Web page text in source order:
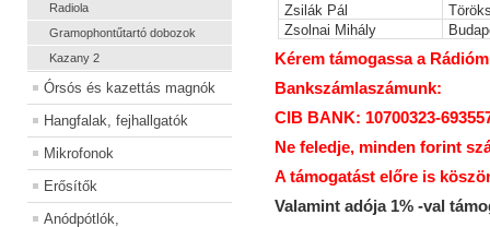
Radiola
Gramophontűtartó dobozok
Kazany 2
Órsós és kazettás magnók
Hangfalak, fejhallgatók
Mikrofonok
Erősítők
Anódpótlók,
Zsilák Pál
Zsolnai Mihály
Kérem támogassa a
Bankszámlaszámunk:
CIB BANK: 10700323-
Ne feledje, minden forint
A támogatást előre is
Valamint adója 1% -val